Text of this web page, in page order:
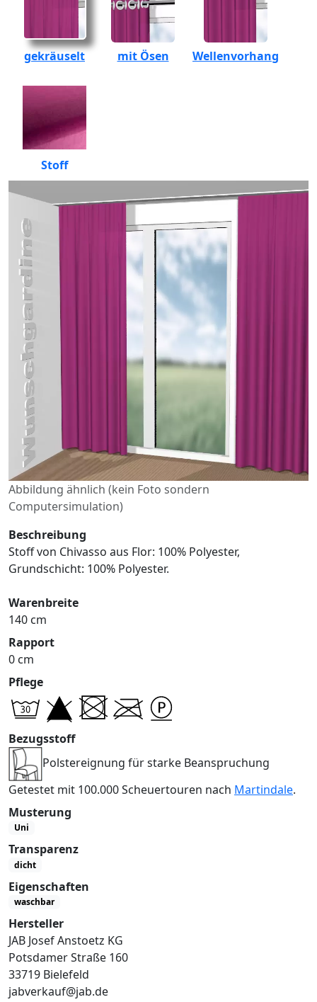
gekräuselt mit Ösen Wellenvorhang
Stoff
Abbildung ähnlich (kein Foto sondern
Computersimulation)
Beschreibung
Stoff von Chivasso aus Flor: 100% Polyester,
Grundschicht: 100% Polyester.
Warenbreite
140 cm
Rapport
0 cm
Pflege
Bezugsstoff
Polstereignung für starke Beanspruchung
Getestet mit 100.000 Scheuertouren nach Martindale.
Musterung
Uni
Transparenz
dicht
Eigenschaften
waschbar
Hersteller
JAB Josef Anstoetz KG
Potsdamer Straße 160
33719 Bielefeld
jabverkauf@jab.de